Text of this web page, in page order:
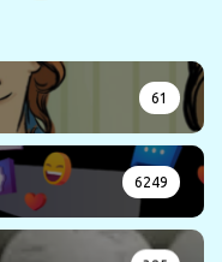
61
6249